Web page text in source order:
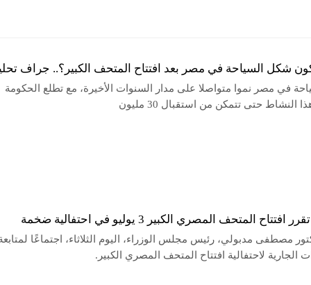
شكل السياحة في مصر بعد افتتاح المتحف الكبير؟.. جراف
في مصر نموا متواصلا على مدار السنوات الأخيرة، مع تطلع الحكومة
النشاط حتى تتمكن من استقبال 30 مليون
المتحف المصري الكبير 3 يوليو في احتفالية ضخمة
مصطفى مدبولي، رئيس مجلس الوزراء، اليوم الثلاثاء، اجتماعًا
الجارية لاحتفالية افتتاح المتحف المصري الكبير.